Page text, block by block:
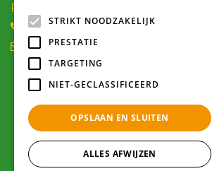
Roode Eggeweg 6b, Kessel
(0) 77 462 16 30
winkel@hendriksplantencentrum.nl
Openingstijden
Alle openingstijden >
STRIKT NOODZAKELIJK
PRESTATIE
TARGETING
NIET-GECLASSIFICEERD
OPSLAAN EN SLUITEN
ALLES AFWIJZEN